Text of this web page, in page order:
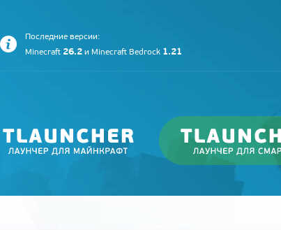
Последние версии:
Minecraft 26.2 и Minecraft Bedrock 1.21